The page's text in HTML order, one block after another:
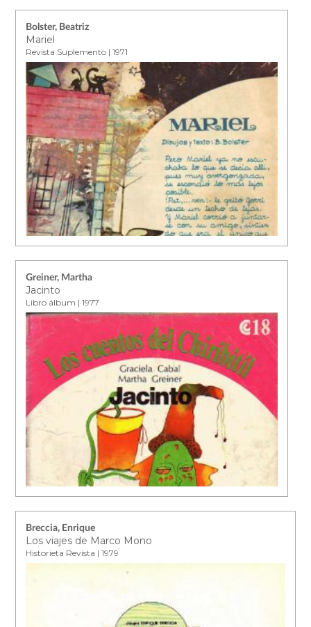
Bolster, Beatriz
Mariel
Revista Suplemento | 1971
Greiner, Martha
Jacinto
Libro álbum | 1977
Breccia, Enrique
Los viajes de Marco Mono
Historieta Revista | 1979